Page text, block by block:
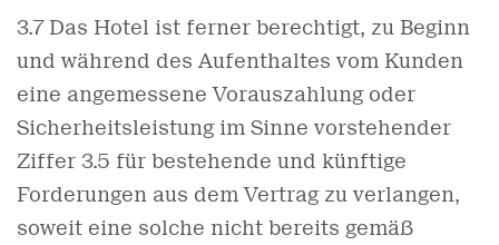
3.7 Das Hotel ist ferner berechtigt, zu Beginn
und während des Aufenthaltes vom Kunden
eine angemessene Vorauszahlung oder
Sicherheitsleistung im Sinne vorstehender
Ziffer 3.5 für bestehende und künftige
Forderungen aus dem Vertrag zu verlangen,
soweit eine solche nicht bereits gemäß